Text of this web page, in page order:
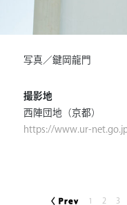
写真／鍵岡龍門
撮影地
西陣団地（京都）
https://www.ur-
1 2 3